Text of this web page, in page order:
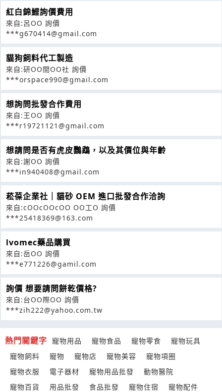
紅白錦鯉詢價費用
來自:呂OO 詢價
***g670414@gmail.com
貓狗飼料代工製造
來自:研OO間OO社 詢價
***orspace990@gmail.com
想詢問批發合作費用
來自:王OO 詢價
***r19721121@gmail.com
想請問是否有虎皮鸚鵡，以及其價位與年齡
來自:謝OO 詢價
***in940408@gmail.com
菘葆企業社｜貓砂 OEM 進口批發合作洽詢
來自:cOOcOOcOO OO工O 詢價
***25418369@163.com
lvomec藥品購買
來自:岳OO 詢價
***e771226@gamil.com
詢價 想要請問餅乾價格?
來自:台OO際OO 詢價
***zih222@yahoo.com.tw
熱門關鍵字 寵物用品 寵物食品 寵物零食
寵物玩具
寵物飼料
寵物 寵物店 寵物美容
寵物項圈
寵物衣服
電子器材 寵物用品批發
動物醫院
寵物百貨
用品批發 食品批發 寵物住宿
寵物配件